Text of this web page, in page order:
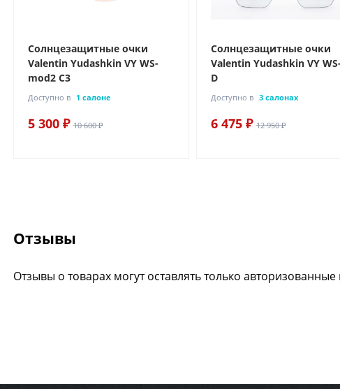
Солнцезащитные очки
Valentin Yudashkin VY WS-
mod2 C3
Доступно в 1 салоне
5 300 ₽ 10 600 ₽
Солнцезащитные очки
Valentin Yudashkin VY
D
Доступно в 3 салонах
6 475 ₽ 12 950 ₽
Отзывы
Отзывы о товарах могут оставлять только авторизованные